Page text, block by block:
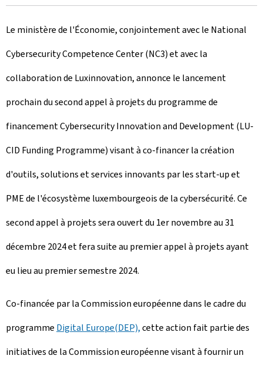
r
é
e
l
e
Le ministère de l'Économie, conjointement avec le National
Cybersecurity Competence Center(NC3) et avec la
collaboration de Luxinnovation, annonce le lancement
prochain du second appel à projets du programme de
financementCybersecurity Innovation and Development(LU-
CID Funding Programme) visant à co-financer la création
d'outils, solutions et services innovants par les start-up et
PME de l'écosystème luxembourgeois de la cybersécurité. Ce
second appel à projets sera ouvert du 1er novembre au 31
décembre 2024 et fera suite au premier appel à projets ayant
eu lieu au premier semestre 2024.
Co-financée par la Commission européenne dans le cadre du
programme Digital Europe(DEP),cette action fait partie des
initiatives de la Commission européenne visant à fournir un